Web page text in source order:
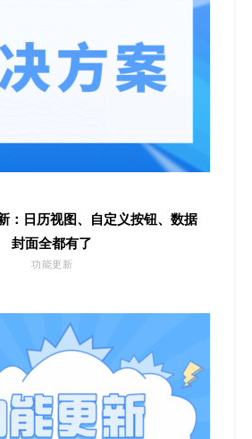
：日历视图、自定义按钮、数据
封面全都有了
功能更新